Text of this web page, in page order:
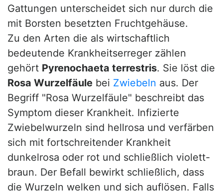
Gattungen unterscheidet sich nur durch die
mit Borsten besetzten Fruchtgehäuse.
Zu den Arten die als wirtschaftlich
bedeutende Krankheitserreger zählen
gehört Pyrenochaeta terrestris. Sie löst die
Rosa Wurzelfäule bei Zwiebeln aus. Der
Begriff "Rosa Wurzelfäule" beschreibt das
Symptom dieser Krankheit. Infizierte
Zwiebelwurzeln sind hellrosa und verfärben
sich mit fortschreitender Krankheit
dunkelrosa oder rot und schließlich violett-
braun. Der Befall bewirkt schließlich, dass
die Wurzeln welken und sich auflösen. Falls